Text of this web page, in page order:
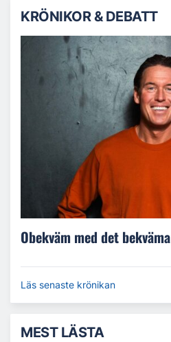
KRÖNIKOR & DEBATT
Obekväm med det bekväma
Läs senaste krönikan
MEST LÄSTA